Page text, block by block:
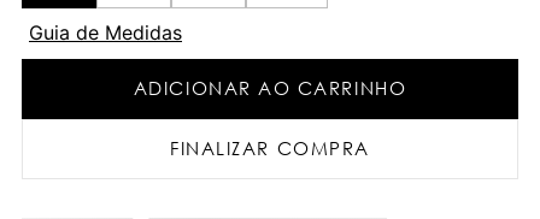
Guia de Medidas
ADICIONAR AO CARRINHO
FINALIZAR COMPRA